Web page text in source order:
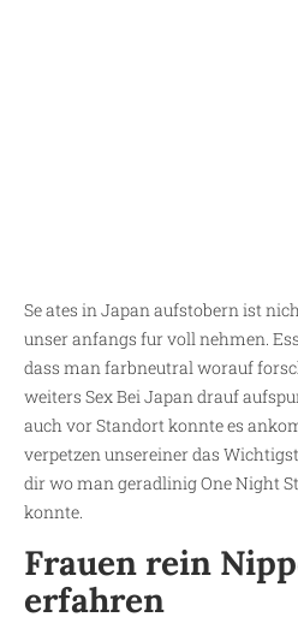
Se ates in Japan aufstobern ist
unser anfangs fur voll nehmen.
dass man farbneutral worauf
weiters Sex Bei Japan drauf
auch vor Standort konnte es
verpetzen unsereiner das
dir wo man geradlinig One Night
konnte.
Frauen rein
erfahren